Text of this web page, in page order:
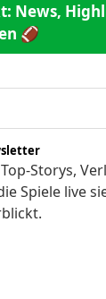
News,
🏈
Storys,
Spiele live